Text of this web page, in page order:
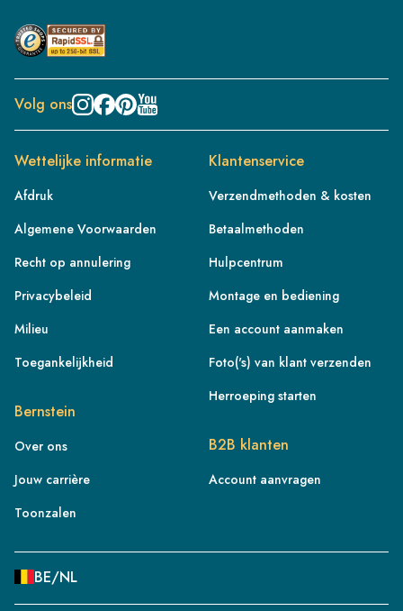
Volg ons
Wettelijke informatie
Afdruk
Algemene Voorwaarden
Recht op annulering
Privacybeleid
Milieu
Toegankelijkheid
Bernstein
Over ons
Jouw carrière
Toonzalen
Klantenservice
Verzendmethoden & kosten
Betaalmethoden
Hulpcentrum
Montage en bediening
Een account aanmaken
Foto('s) van klant verzenden
Herroeping starten
B2B klanten
Account aanvragen
BE/NL
IE
IT
NL
ES